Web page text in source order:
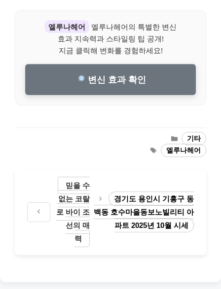
엘루나헤어
엘루나헤어의 특별한 변신
효과 지속력과 스타일링 팁 공개!
지금 클릭해 변화를 경험하세요!
변신 효과 확인
Categories
기타
Tags엘루나헤어
믿을 수
없는 코랄
로 바이 조
선의 매
력
경기도 용인시 기흥구 동
백동 호수마을동보노빌리티 아
파트 2025년 10월 시세